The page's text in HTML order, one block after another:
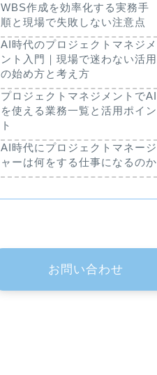
WBS作成を効率化する実務手
順と現場で失敗しない注意点
AI時代のプロジェクトマネジメ
ント入門｜現場で迷わない活用
の始め方と考え方
プロジェクトマネジメントでAI
を使える業務一覧と活用ポイン
ト
AI時代にプロジェクトマネージ
ャーは何をする仕事になるのか
お問い合わせ